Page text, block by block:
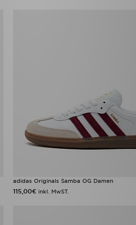
adidas Originals Samba OG Damen
115,00€ inkl. MwST.